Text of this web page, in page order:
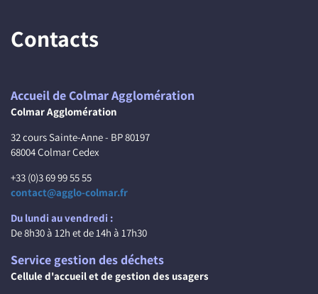
Contacts
Accueil de Colmar Agglomération
Colmar Agglomération
32 cours Sainte-Anne - BP 80197
68004 Colmar Cedex
+33 (0)3 69 99 55 55
contact@agglo-colmar.fr
Du lundi au vendredi :
De 8h30 à 12h et de 14h à 17h30
Service gestion des déchets
Cellule d'accueil et de gestion des usagers